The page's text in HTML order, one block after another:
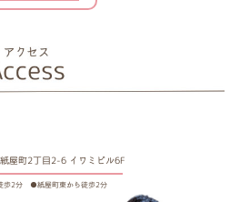
屋町2丁目2-6 イワミビル6F
歩2分 ●紙屋町東から徒歩2分